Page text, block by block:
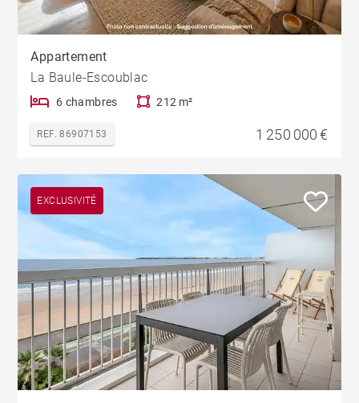
Appartement
La Baule-Escoublac
6 chambres 212 m²
REF. 86907153 1 250 000 €
EXCLUSIVITÉ